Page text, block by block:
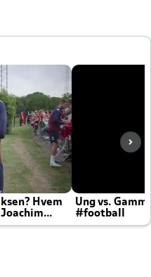
Hvem
Ung vs.
#football